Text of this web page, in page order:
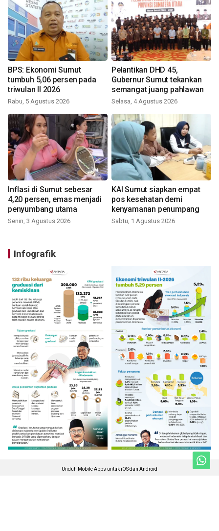
BPS: Ekonomi Sumut
tumbuh 5,06 persen pada
triwulan II 2026
Rabu, 5 Agustus 2026
Pelantikan DHD 45,
Gubernur Sumut tekankan
semangat juang pahlawan
Selasa, 4 Agustus 2026
Inflasi di Sumut sebesar
4,20 persen, emas menjadi
penyumbang utama
Senin, 3 Agustus 2026
KAI Sumut siapkan empat
pos kesehatan demi
kenyamanan penumpang
Sabtu, 1 Agustus 2026
Infografik
Unduh Mobile Apps untuk iOS dan Android